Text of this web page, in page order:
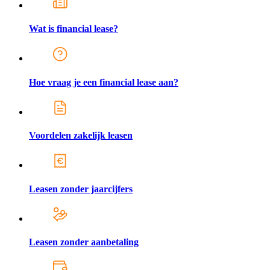
Wat is financial lease?
Hoe vraag je een financial lease aan?
Voordelen zakelijk leasen
Leasen zonder jaarcijfers
Leasen zonder aanbetaling